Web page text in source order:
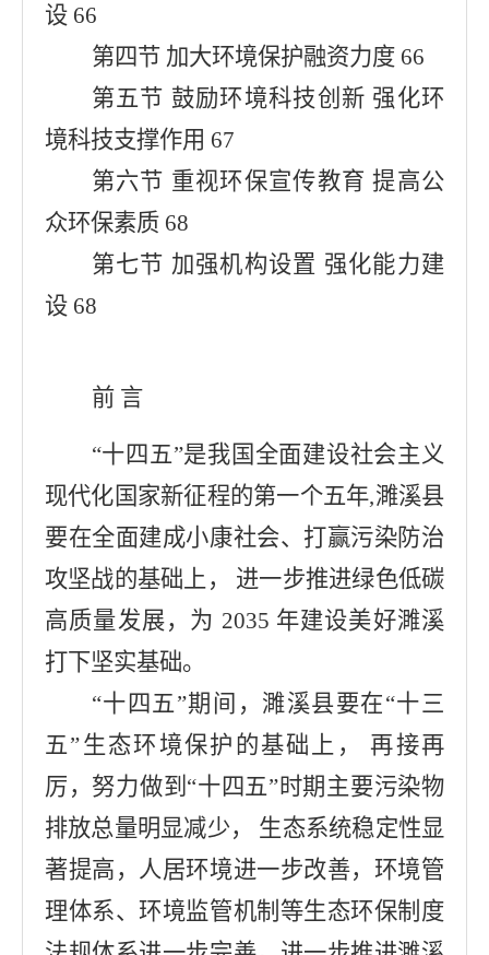
设 66
第四节 加大环境保护融资力度 66
第五节 鼓励环境科技创新 强化环
境科技支撑作用 67
第六节 重视环保宣传教育 提高公
众环保素质 68
第七节 加强机构设置 强化能力建
设 68
前 言
“十四五”是我国全面建设社会主义
现代化国家新征程的第一个五年,濉溪县
要在全面建成小康社会、打赢污染防治
攻坚战的基础上， 进一步推进绿色低碳
高质量发展，为 2035 年建设美好濉溪
打下坚实基础。
“十四五”期间，濉溪县要在“十三
五”生态环境保护的基础上， 再接再
厉，努力做到“十四五”时期主要污染物
排放总量明显减少， 生态系统稳定性显
著提高，人居环境进一步改善，环境管
理体系、环境监管机制等生态环保制度